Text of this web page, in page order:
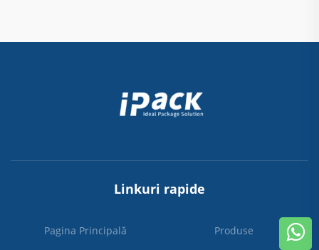
Linkuri rapide
Pagina Principală Produse